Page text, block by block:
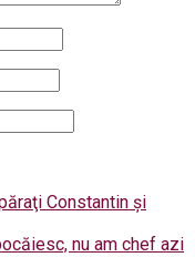
Constantin şi
nu am chef azi